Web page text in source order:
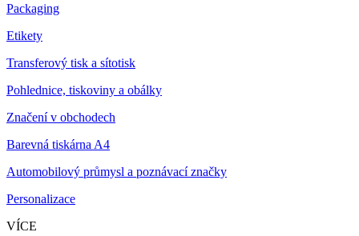
Packaging
Etikety
Transferový tisk a sítotisk
Pohlednice, tiskoviny a obálky
Značení v obchodech
Barevná tiskárna A4
Automobilový průmysl a poznávací značky
Personalizace
VÍCE